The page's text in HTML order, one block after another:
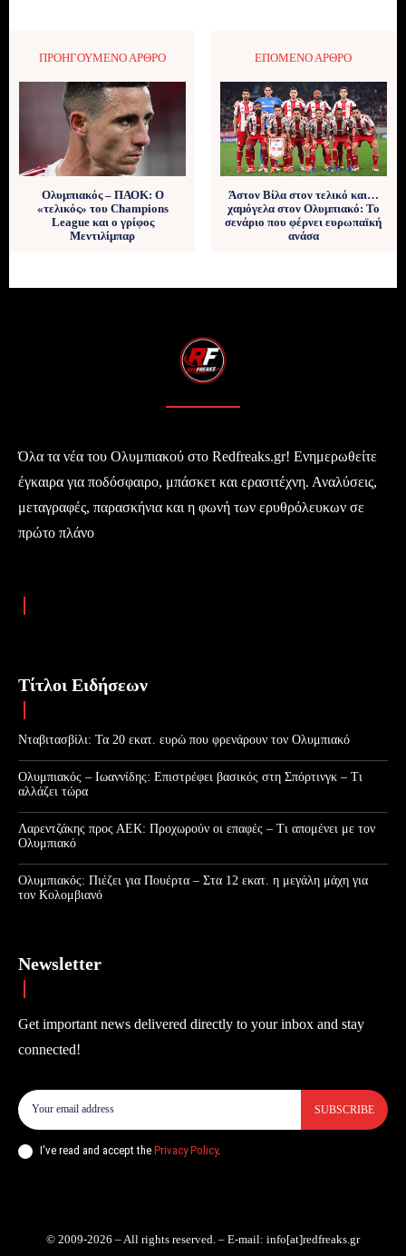
ΠΡΟΗΓΟΎΜΕΝΟ ΆΡΘΡΟ
Ολυμπιακός – ΠΑΟΚ: Ο
«τελικός» του Champions
League και ο γρίφος
Μεντιλίμπαρ
ΕΠΌΜΕΝΟ ΆΡΘΡΟ
Άστον Βίλα στον τελικό και…
χαμόγελα στον Ολυμπιακό: Το
σενάριο που φέρνει ευρωπαϊκή
ανάσα
Όλα τα νέα του Ολυμπιακού στο Redfreaks.gr! Ενημερωθείτε
έγκαιρα για ποδόσφαιρο, μπάσκετ και ερασιτέχνη. Αναλύσεις,
μεταγραφές, παρασκήνια και η φωνή των ερυθρόλευκων σε
πρώτο πλάνο
Τίτλοι Ειδήσεων
Νταβιτασβίλι: Τα 20 εκατ. ευρώ που φρενάρουν τον Ολυμπιακό
Ολυμπιακός – Ιωαννίδης: Επιστρέφει βασικός στη Σπόρτινγκ – Τι
αλλάζει τώρα
Λαρεντζάκης προς ΑΕΚ: Προχωρούν οι επαφές – Τι απομένει με τον
Ολυμπιακό
Ολυμπιακός: Πιέζει για Πουέρτα – Στα 12 εκατ. η μεγάλη μάχη για
τον Κολομβιανό
Newsletter
Get important news delivered directly to your inbox and stay
connected!
SUBSCRIBE
I've read and accept the Privacy Policy.
© 2009-2026 – All rights reserved. – E-mail: info[at]redfreaks.gr